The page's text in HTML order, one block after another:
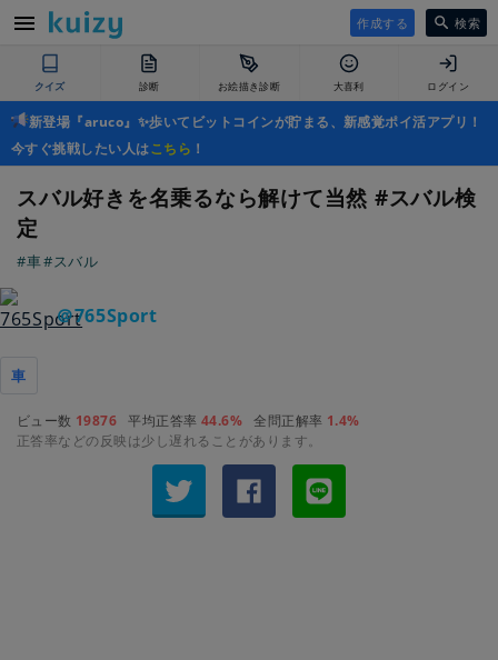
作成する 検索
クイズ 診断 お絵描き診断 大喜利 ログイン
新登場『aruco』✨歩いてビットコインが貯まる、新感覚ポイ活アプリ！
今すぐ挑戦したい人はこちら ！
スバル好きを名乗るなら解けて当然 #スバル検
定
#車#スバル
＠765Sport
車
ビュー数 19876 平均正答率 44.6% 全問正解率 1.4%
正答率などの反映は少し遅れることがあります。